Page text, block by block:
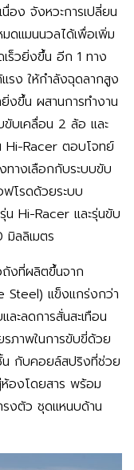
อง จังหวะการเปลี่ยน
มดแมนนวลได้เพื่อเพิ่ม
ร็วยิ่งขึ้น อีก 1 ทาง
รง ให้กำลังฉุดลากสูง
ยิ่งขึ้น ผสานการทำงาน
ขับเคลื่อน 2 ล้อ และ
Hi-Racer ตอบโจทย์
ทางเลือกกับระบบขับ
โรดด้วยระบบ
Hi-Racer และรุ่นขับ
ลลิเมตร
งที่ผลิตขึ้นจาก
Steel) แข็งแกร่งกว่า
ะลดการสั่นสะเทือน
ภาพในการขับขี่ด้วย
น กับคอยล์สปริงที่ช่วย
ห้องโดยสาร พร้อม
รงตัว ชุดแหนบด้าน